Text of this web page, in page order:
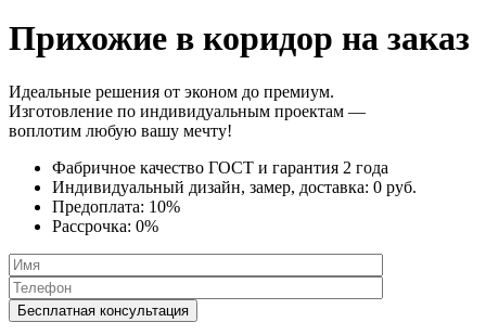
Прихожие в коридор на заказ
Идеальные решения от эконом до премиум.
Изготовление по индивидуальным проектам —
воплотим любую вашу мечту!
Фабричное качество ГОСТ и гарантия 2 года
Индивидуальный дизайн, замер, доставка: 0 руб.
Предоплата: 10%
Рассрочка: 0%